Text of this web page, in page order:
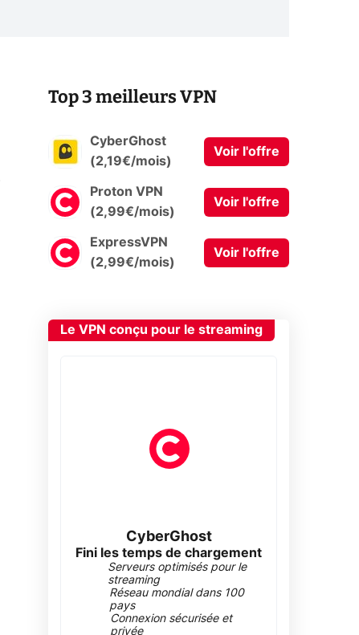
Top 3 meilleurs VPN
CyberGhost
(2,19€/mois)
Voir l'offre
Proton VPN
(2,99€/mois)
Voir l'offre
ExpressVPN
(2,99€/mois)
Voir l'offre
Le VPN conçu pour le streaming
CyberGhost
Fini les temps de chargement
Serveurs optimisés pour le
streaming
Réseau mondial dans 100
pays
Connexion sécurisée et
privée